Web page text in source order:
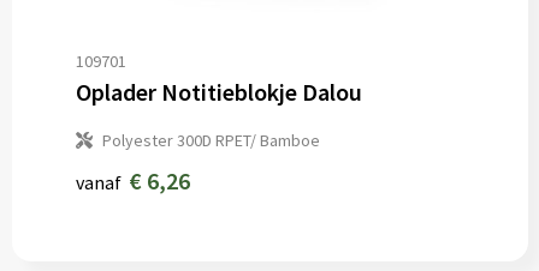
109701
Oplader Notitieblokje Dalou
Polyester 300D RPET/ Bamboe
vanaf € 6,26